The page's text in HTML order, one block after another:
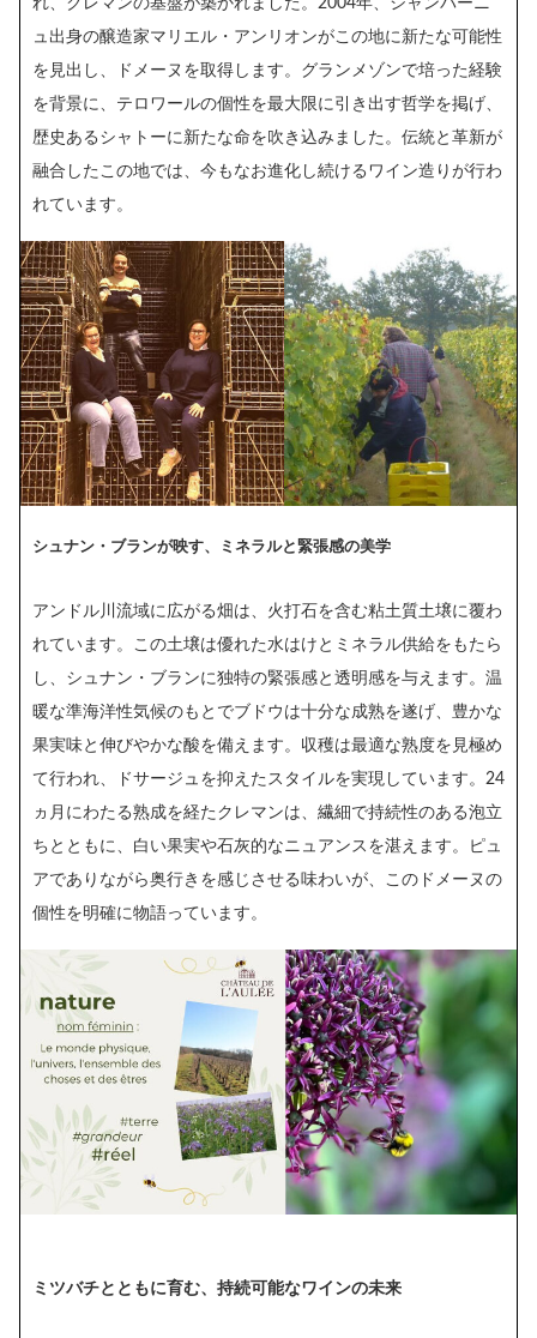
れ、クレマンの基盤が築かれました。2004年、シャンパーニ
ュ出身の醸造家マリエル・アンリオンがこの地に新たな可能性
を見出し、ドメーヌを取得します。グランメゾンで培った経験
を背景に、テロワールの個性を最大限に引き出す哲学を掲げ、
歴史あるシャトーに新たな命を吹き込みました。伝統と革新が
融合したこの地では、今もなお進化し続けるワイン造りが行わ
れています。
シュナン・ブランが映す、ミネラルと緊張感の美学
アンドル川流域に広がる畑は、火打石を含む粘土質土壌に覆わ
れています。この土壌は優れた水はけとミネラル供給をもたら
し、シュナン・ブランに独特の緊張感と透明感を与えます。温
暖な準海洋性気候のもとでブドウは十分な成熟を遂げ、豊かな
果実味と伸びやかな酸を備えます。収穫は最適な熟度を見極め
て行われ、ドサージュを抑えたスタイルを実現しています。24
ヵ月にわたる熟成を経たクレマンは、繊細で持続性のある泡立
ちとともに、白い果実や石灰的なニュアンスを湛えます。ピュ
アでありながら奥行きを感じさせる味わいが、このドメーヌの
個性を明確に物語っています。
ミツバチとともに育む、持続可能なワインの未来